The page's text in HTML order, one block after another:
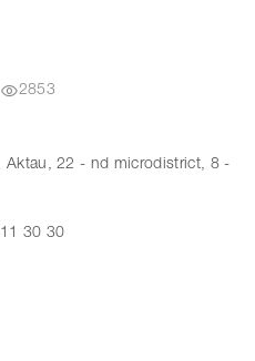
2853
Aktau, 22 - nd microdistrict, 8 -
30 30